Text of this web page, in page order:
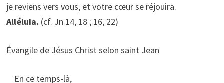
je reviens vers vous, et votre cœur se réjouira.
Alléluia. (cf. Jn 14, 18 ; 16, 22)
Évangile de Jésus Christ selon saint Jean
En ce temps-là,